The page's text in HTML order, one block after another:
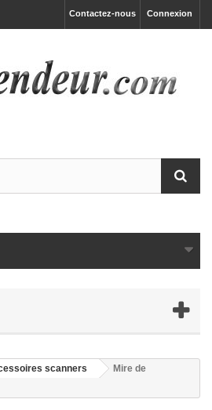
Connexion
Contactez-nous
scanners
Mire de